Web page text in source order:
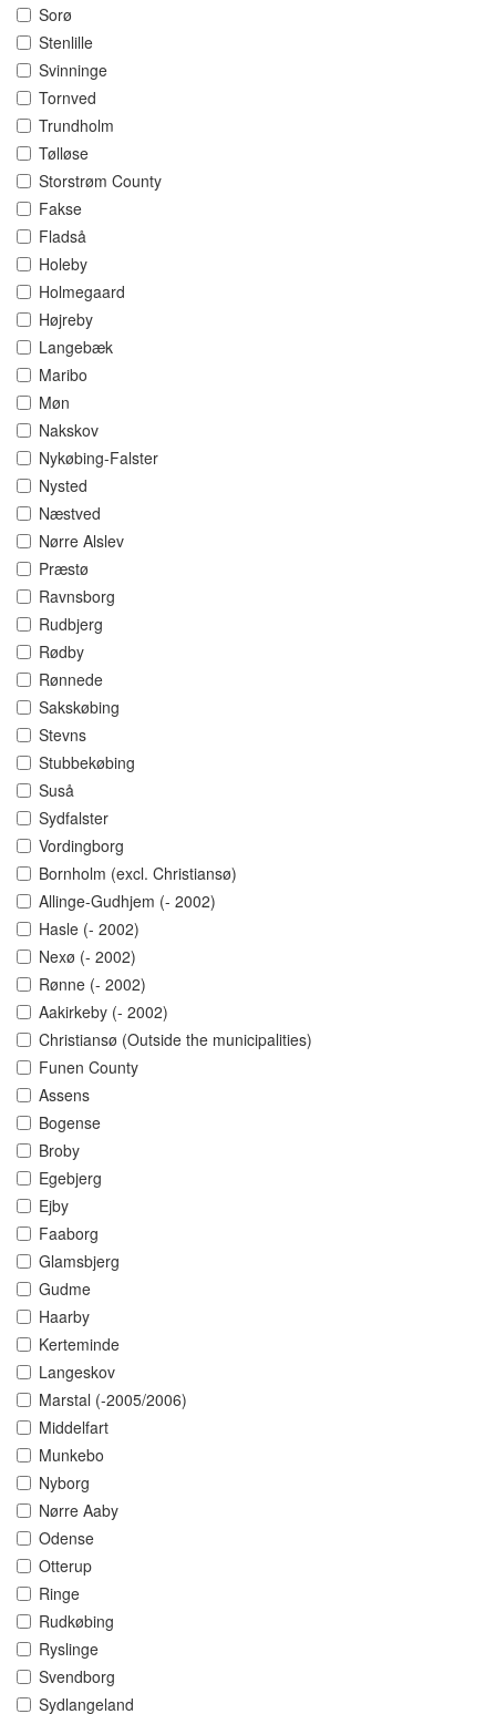
Sorø
Stenlille
Svinninge
Tornved
Trundholm
Tølløse
Storstrøm County
Fakse
Fladså
Holeby
Holmegaard
Højreby
Langebæk
Maribo
Møn
Nakskov
Nykøbing-Falster
Nysted
Næstved
Nørre Alslev
Præstø
Ravnsborg
Rudbjerg
Rødby
Rønnede
Sakskøbing
Stevns
Stubbekøbing
Suså
Sydfalster
Vordingborg
Bornholm (excl. Christiansø)
Allinge-Gudhjem (- 2002)
Hasle (- 2002)
Nexø (- 2002)
Rønne (- 2002)
Aakirkeby (- 2002)
Christiansø (Outside the municipalities)
Funen County
Assens
Bogense
Broby
Egebjerg
Ejby
Faaborg
Glamsbjerg
Gudme
Haarby
Kerteminde
Langeskov
Marstal (-2005/2006)
Middelfart
Munkebo
Nyborg
Nørre Aaby
Odense
Otterup
Ringe
Rudkøbing
Ryslinge
Svendborg
Sydlangeland